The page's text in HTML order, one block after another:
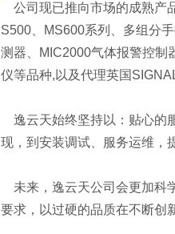
公司现已推向市场的成熟产
S500、MS600系列、多组分
测器、MIC2000气体报警控制
仪等品种,以及代理英国
逸云天始终坚持以：贴心的
现，到安装调试、服务运维，
未来，逸云天公司会更加科
要求，以过硬的品质在不断创